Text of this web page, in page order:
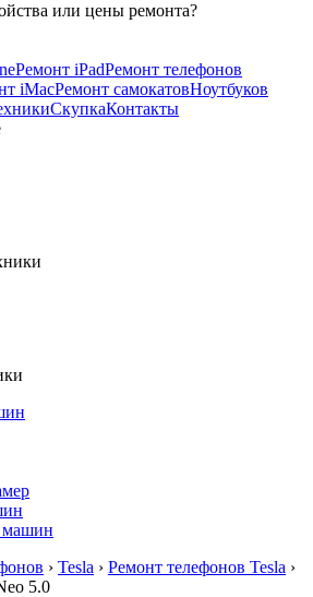
или цены ремонта?
Ремонт iPadРемонт телефонов
iMacРемонт самокатовНоутбуков
СкупкаКонтакты
машин
› Tesla › Ремонт телефонов Tesla ›
5.0